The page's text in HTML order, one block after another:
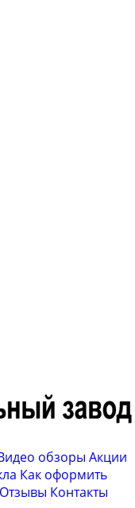
обзоры Акции
Как оформить
Отзывы Контакты